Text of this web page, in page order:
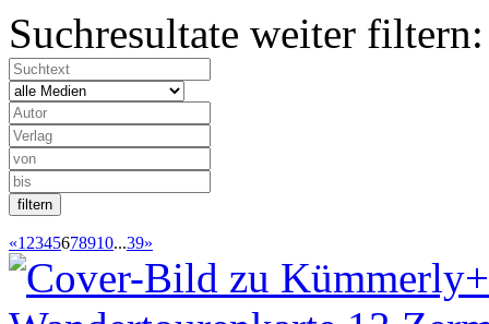
Suchresultate weiter filtern:
«1 2345678910...39»